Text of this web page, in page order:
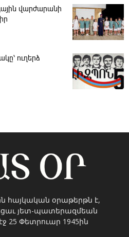
վարժարանի
ուղերձ
հայկական օրաթերթն է,
յետ-պատերազմեան
25 Փետրուար 1945ին